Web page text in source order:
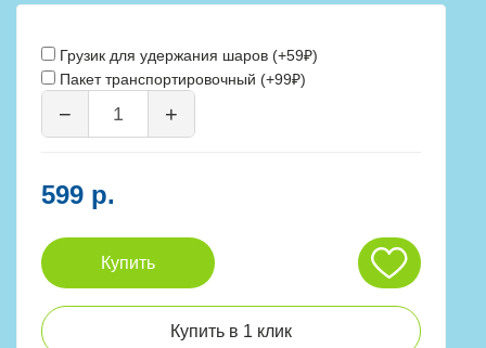
Грузик для удержания шаров (+59₽)
Пакет транспортировочный (+99₽)
− +
599 р.
Купить
Купить в 1 клик